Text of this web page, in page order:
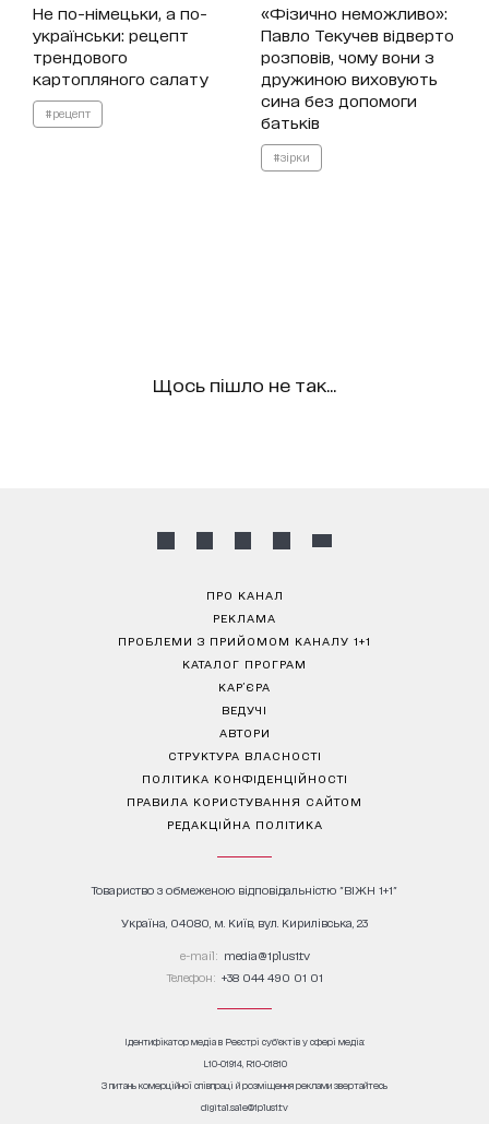
Не по-німецьки, а по-
українськи: рецепт
трендового
картопляного салату
#рецепт
«Фізично неможливо»:
Павло Текучев відверто
розповів, чому вони з
дружиною виховують
сина без допомоги
батьків
#зірки
Щось пішло не так...
ПРО КАНАЛ
РЕКЛАМА
ПРОБЛЕМИ З ПРИЙОМОМ КАНАЛУ 1+1
КАТАЛОГ ПРОГРАМ
КАР’ЄРА
ВЕДУЧІ
АВТОРИ
СТРУКТУРА ВЛАСНОСТІ
ПОЛІТИКА КОНФІДЕНЦІЙНОСТІ
ПРАВИЛА КОРИСТУВАННЯ САЙТОМ
РЕДАКЦІЙНА ПОЛІТИКА
Товариство з обмеженою відповідальністю "ВІЖН 1+1"
Україна, 04080, м. Київ, вул. Кирилівська, 23
е-mail: media@1plus1.tv
Телефон: +38 044 490 01 01
Ідентифікатор медіа в Реєстрі суб’єктів у сфері медіа:
L10-01914, R10-01810
З питань комерційної співпраці й розміщення реклами звертайтесь
digital.sale@1plus1.tv